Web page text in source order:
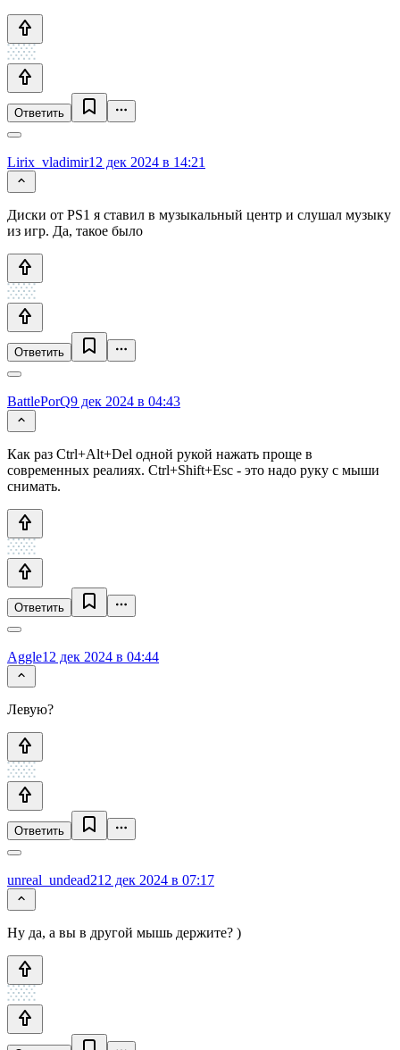
Ответить
Lirix_vladimir12 дек 2024 в 14:21
Диски от PS1 я ставил в музыкальный центр и слушал музыку
из игр. Да, такое было
Ответить
BattlePorQ9 дек 2024 в 04:43
Как раз Ctrl+Alt+Del одной рукой нажать проще в
современных реалиях. Ctrl+Shift+Esc - это надо руку с мыши
снимать.
Ответить
Aggle12 дек 2024 в 04:44
Левую?
Ответить
unreal_undead212 дек 2024 в 07:17
Ну да, а вы в другой мышь держите? )